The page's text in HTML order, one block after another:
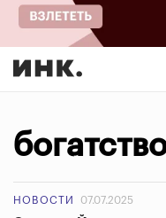
НОВОСТИ 07.07.2025